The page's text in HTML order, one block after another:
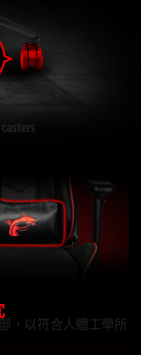
，以符合人體工學所